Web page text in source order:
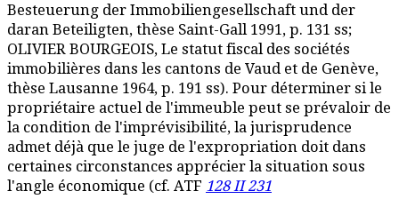
Besteuerung der Immobiliengesellschaft und der
daran Beteiligten, thèse Saint-Gall 1991, p. 131 ss;
OLIVIER BOURGEOIS, Le statut fiscal des sociétés
immobilières dans les cantons de Vaud et de Genève,
thèse Lausanne 1964, p. 191 ss). Pour déterminer si le
propriétaire actuel de l'immeuble peut se prévaloir de
la condition de l'imprévisibilité, la jurisprudence
admet déjà que le juge de l'expropriation doit dans
certaines circonstances apprécier la situation sous
l'angle économique (cf. ATF 128 II 231